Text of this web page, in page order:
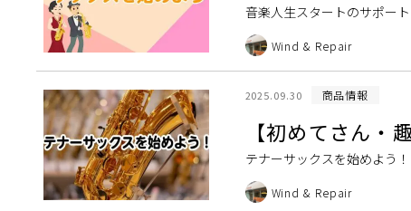
音楽人生スタートのサポー
不安だな？…と、なかなか
Wind & Repair
2025.09.30 商品情報
【初めてさん・
テナーサックスを始めよう
にやっていたけど、いま演
Wind & Repair